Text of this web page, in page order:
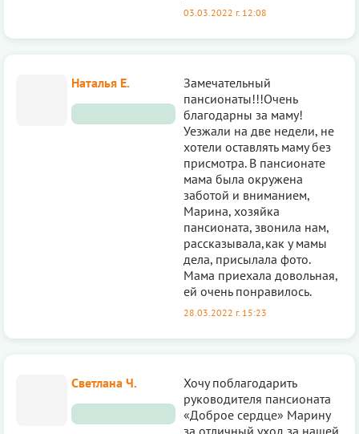
03.03.2022 г. 12:08
Наталья Е.
Замечательный
пансионаты!!!Очень
благодарны за маму!
Уезжали на две недели, не
хотели оставлять маму без
присмотра. В пансионате
мама была окружена
заботой и вниманием,
Марина, хозяйка
пансионата, звонила нам,
рассказывала,как у мамы
дела, присылала фото.
Мама приехала довольная,
ей очень понравилось.
28.03.2022 г. 15:23
Светлана Ч.
Хочу поблагодарить
руководителя пансионата
«Доброе сердце» Марину
за отличный уход за нашей